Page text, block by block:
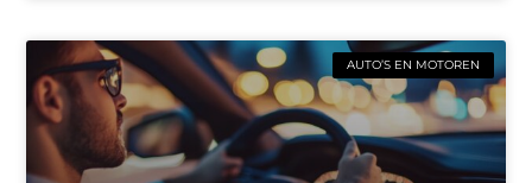
AUTO’S EN MOTOREN